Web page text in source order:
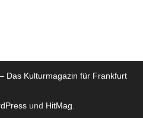
Das Kulturmagazin für Frankfurt
und HitMag